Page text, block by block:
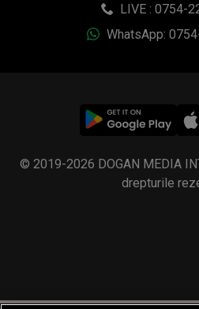
LIVE : 0754-
WhatsApp:
© 2019-2026 DOGAN MEDIA
drepturile